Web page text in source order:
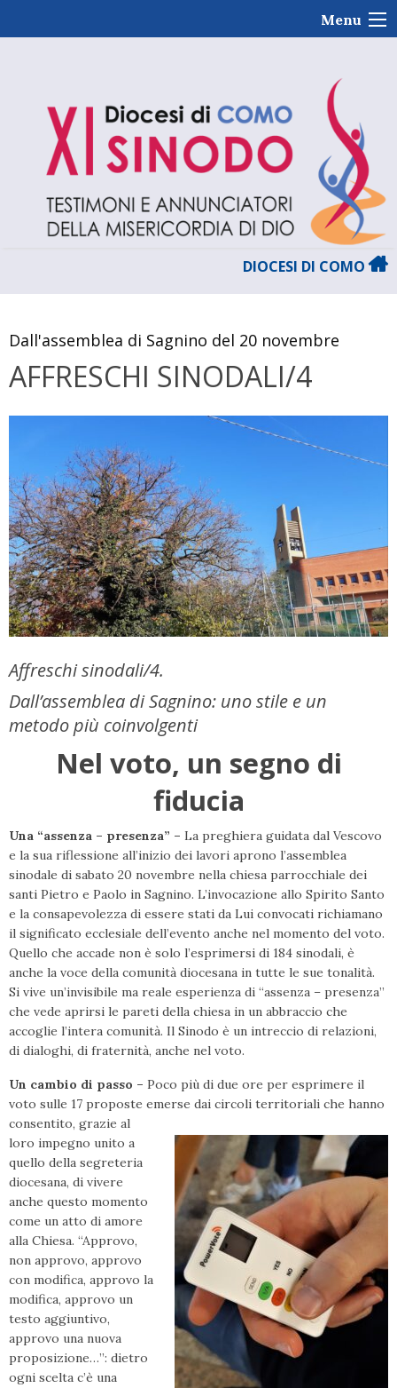
Menu
DIOCESI DI COMO
Dall'assemblea di Sagnino del 20 novembre
AFFRESCHI SINODALI/4
Affreschi sinodali/4.
Dall’assemblea di Sagnino: uno stile e un
metodo più coinvolgenti
Nel voto, un segno di
fiducia
Una “assenza – presenza” – La preghiera guidata dal Vescovo
e la sua riflessione all’inizio dei lavori aprono l’assemblea
sinodale di sabato 20 novembre nella chiesa parrocchiale dei
santi Pietro e Paolo in Sagnino. L’invocazione allo Spirito Santo
e la consapevolezza di essere stati da Lui convocati richiamano
il significato ecclesiale dell’evento anche nel momento del voto.
Quello che accade non è solo l’esprimersi di 184 sinodali, è
anche la voce della comunità diocesana in tutte le sue tonalità.
Si vive un’invisibile ma reale esperienza di “assenza – presenza”
che vede aprirsi le pareti della chiesa in un abbraccio che
accoglie l’intera comunità. Il Sinodo è un intreccio di relazioni,
di dialoghi, di fraternità, anche nel voto.
Un cambio di passo – Poco più di due ore per esprimere il
voto sulle 17 proposte emerse dai circoli territoriali che hanno
consentito, grazie al
loro impegno unito a
quello della segreteria
diocesana, di vivere
anche questo momento
come un atto di amore
alla Chiesa. “Approvo,
non approvo, approvo
con modifica, approvo la
modifica, approvo un
testo aggiuntivo,
approvo una nuova
proposizione…”: dietro
ogni scelta c’è una